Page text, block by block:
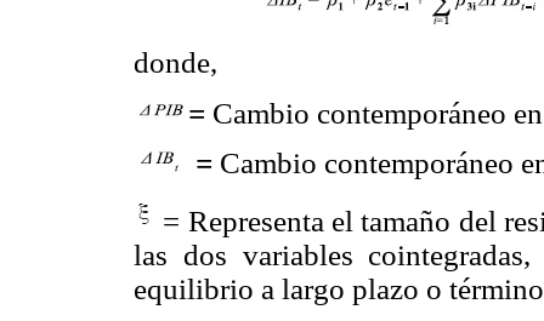
donde,
= Cambio contemporáneo
= Cambio contemporáneo
= Representa el tamaño del
las dos variables
equilibrio a largo plazo o